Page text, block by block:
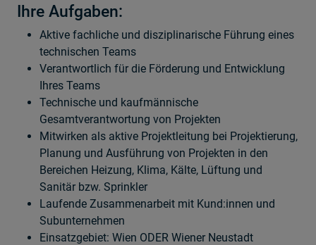
Ihre Aufgaben:
Aktive fachliche und disziplinarische Führung eines
technischen Teams
Verantwortlich für die Förderung und Entwicklung
Ihres Teams
Technische und kaufmännische
Gesamtverantwortung von Projekten
Mitwirken als aktive Projektleitung bei Projektierung,
Planung und Ausführung von Projekten in den
Bereichen Heizung, Klima, Kälte, Lüftung und
Sanitär bzw. Sprinkler
Laufende Zusammenarbeit mit Kund:innen und
Subunternehmen
Einsatzgebiet: Wien ODER Wiener Neustadt